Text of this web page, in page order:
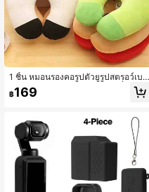
1 ชิ้น หมอนรองคอรูปตัวยูรูปสตรอว์เบอ
ร์รี, หมอนรองคอรูปตัวยูรูปสัตว์ที่สะดวก
สบายสำหรับการเดินทางและการรองรับ
นรองคอโพลีเอสเตอร์นุ่มเหมาะสำหรับเ
ครื่องบิน, รถยนต์, บ้านและสำนักงาน -
หมอนรองคอดีไซน์การ์ตูนที่สะดวกสบา
ยและน้ำหนักเบา - สีชมพูซักเครื่องได้,
ดีไซน์นุ่มและพกพาได้, ของใช้จำเป็นสำ
หรับการเดินทาง, อุปกรณ์เสริมสำหรับก
ารเดินทาง, อุปกรณ์กลับไปโรงเรียน
฿169